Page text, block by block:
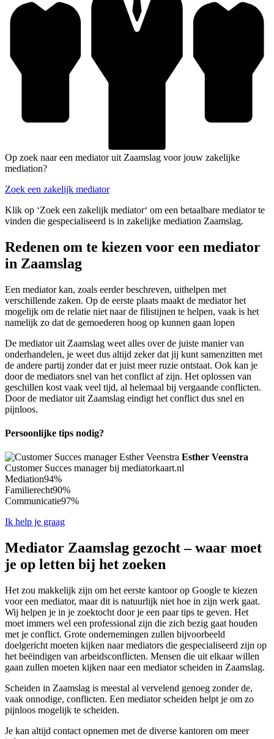
Op zoek naar een mediator uit Zaamslag voor jouw zakelijke
mediation?
Zoek een zakelijk mediator
Klik op ‘Zoek een zakelijk mediator‘ om een betaalbare mediator te
vinden die gespecialiseerd is in zakelijke mediation Zaamslag.
Redenen om te kiezen voor een mediator
in Zaamslag
Een mediator kan, zoals eerder beschreven, uithelpen met
verschillende zaken. Op de eerste plaats maakt de mediator het
mogelijk om de relatie niet naar de filistijnen te helpen, vaak is het
namelijk zo dat de gemoederen hoog op kunnen gaan lopen
De mediator uit Zaamslag weet alles over de juiste manier van
onderhandelen, je weet dus altijd zeker dat jij kunt samenzitten met
de andere partij zonder dat er juist meer ruzie ontstaat. Ook kan je
door de mediators snel van het conflict af zijn. Het oplossen van
geschillen kost vaak veel tijd, al helemaal bij vergaande conflicten.
Door de mediator uit Zaamslag eindigt het conflict dus snel en
pijnloos.
Persoonlijke tips nodig?
Esther Veenstra
Customer Succes manager bij mediatorkaart.nl
Mediation94%
Familierecht90%
Communicatie97%
Ik help je graag
Mediator Zaamslag gezocht – waar moet
je op letten bij het zoeken
Het zou makkelijk zijn om het eerste kantoor op Google te kiezen
voor een mediator, maar dit is natuurlijk niet hoe in zijn werk gaat.
Wij helpen je in je zoektocht door je een paar tips te geven. Het
moet immers wel een professional zijn die zich bezig gaat houden
met je conflict. Grote ondernemingen zullen bijvoorbeeld
doelgericht moeten kijken naar mediators die gespecialiseerd zijn op
het beëindigen van arbeidsconflicten. Mensen die uit elkaar willen
gaan zullen moeten kijken naar een mediator scheiden in Zaamslag.
Scheiden in Zaamslag is meestal al vervelend genoeg zonder de,
vaak onnodige, conflicten. Een mediator scheiden helpt je om zo
pijnloos mogelijk te scheiden.
Je kan altijd contact opnemen met de diverse kantoren om meer